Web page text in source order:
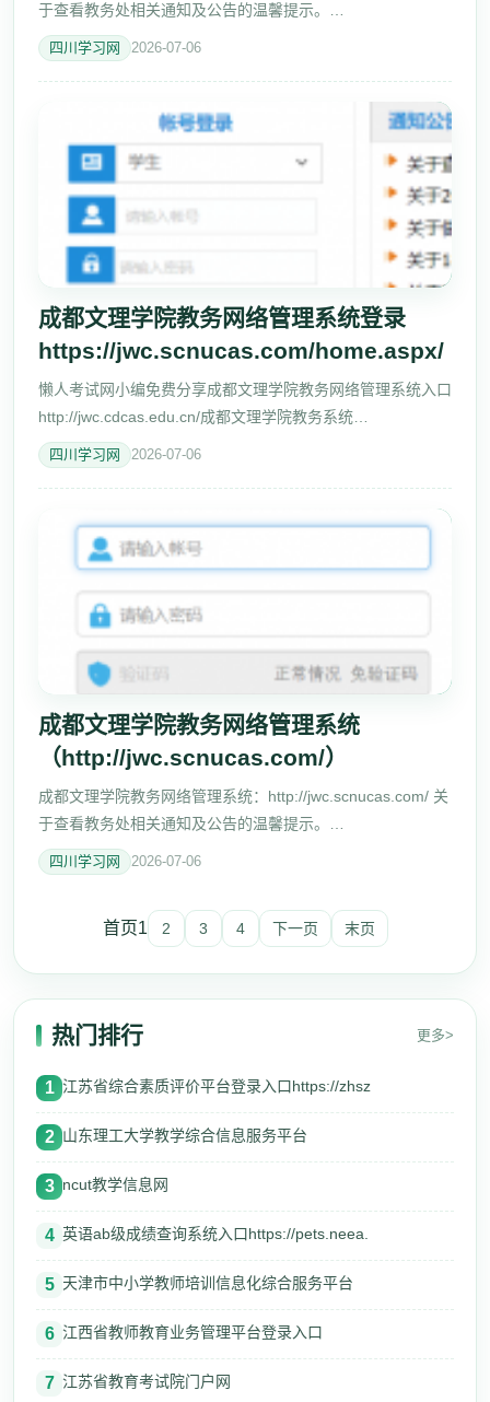
于查看教务处相关通知及公告的温馨提示。
https://jwc.scnucas.com/home.aspx/、、成都文理学院教务
系统登录http://jwc.scnucas.com/
四川学习网 2026-07-06
成都文理学院教务网络管理系统登录
https://jwc.scnucas.com/home.aspx/
懒人考试网小编免费分享成都文理学院教务网络管理系统入口
http://jwc.cdcas.edu.cn/成都文理学院教务系统
（http://jwc.scnucas.com/） 关于查看教务处相关通知及公告
的温馨提示。https://jwc.sc
四川学习网 2026-07-06
成都文理学院教务网络管理系统
（http://jwc.scnucas.com/）
成都文理学院教务网络管理系统：http://jwc.scnucas.com/ 关
于查看教务处相关通知及公告的温馨提示。
https://jwc.scnucas.com/home.aspx/、、 关于2018-19-2学
期重新学习、补考报名的通知 [2019
四川学习网 2026-07-06
首页1 2 3 4 下一页 末页
热门排行 更多>
1 江苏省综合素质评价平台登录入口https://zhsz
2 山东理工大学教学综合信息服务平台
3 ncut教学信息网
4 英语ab级成绩查询系统入口https://pets.neea.
5 天津市中小学教师培训信息化综合服务平台
6 江西省教师教育业务管理平台登录入口
7 江苏省教育考试院门户网